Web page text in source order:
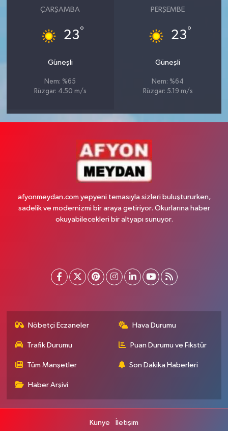
ÇARŞAMBA
23°
Güneşli
Nem: %65
Rüzgar: 4.50 m/s
PERŞEMBE
23°
Güneşli
Nem: %64
Rüzgar: 5.19 m/s
afyonmeydan.com yepyeni temasıyla sizleri buluştururken,
sadelik ve modernizmi bir araya getiriyor. Okurlarına haber
okuyabilecekleri bir altyapı sunuyor.
Nöbetçi Eczaneler Hava Durumu
Trafik Durumu Puan Durumu ve Fikstür
Tüm Manşetler Son Dakika Haberleri
Haber Arşivi
Künye İletişim